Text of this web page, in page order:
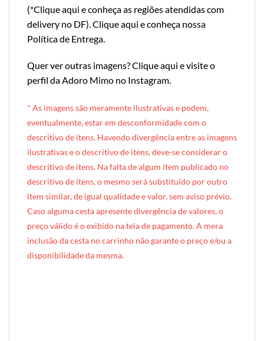
(*Clique aqui e conheça as regiões atendidas com
delivery no DF). Clique aqui e conheça nossa
Política de Entrega
Quer ver outras imagens?Clique aqui e visite o
perfil da Adoro Mimo no Instagram.
* As imagens são meramente ilustrativas e podem,
eventualmente, estar em desconformidade com o
descritivo de itens. Havendo divergência entre as imagens
ilustrativas e o descritivo de itens, deve-se considerar o
descritivo de itens. Na falta de algum item publicado no
descritivo de itens, o mesmo será substituído por outro
item similar, de igual qualidade e valor, sem aviso prévio.
Caso alguma cesta apresente divergência de valores, o
preço válido é o exibido na tela de pagamento. A mera
inclusão da cesta no carrinho não garante o preço e/ou a
disponibilidade da mesma.